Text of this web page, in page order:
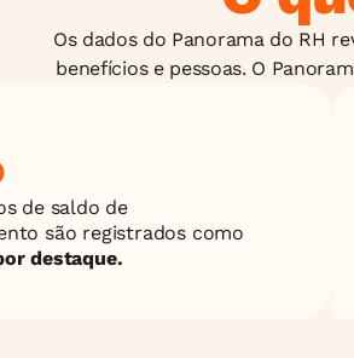
Os dados do Panorama do RH
benefícios e pessoas. O
de saldo de
destaque.